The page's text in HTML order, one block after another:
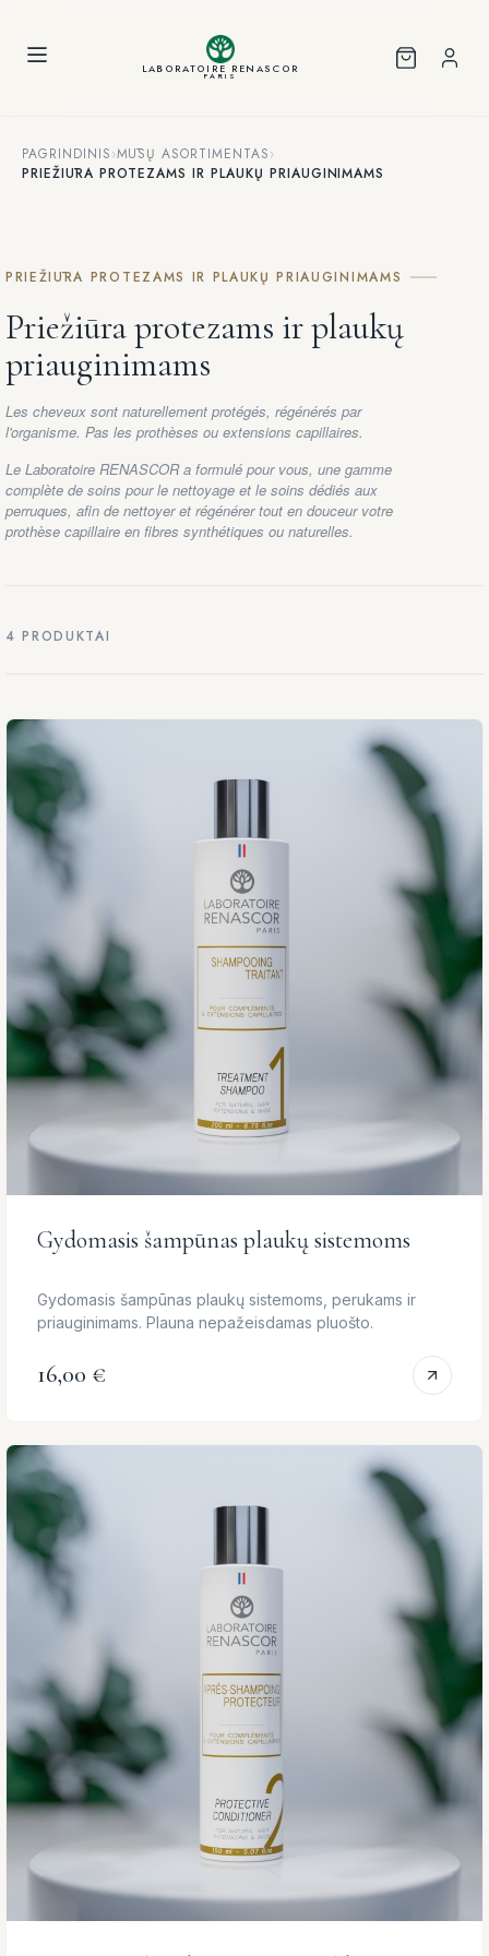
LABORATOIRE RENASCOR
PARIS
PAGRINDINIS›MŪSŲ ASORTIMENTAS›
PRIEŽIŪRA PROTEZAMS IR PLAUKŲ PRIAUGINIMAMS
PRIEŽIŪRA PROTEZAMS IR PLAUKŲ PRIAUGINIMAMS
Priežiūra protezams ir plaukų
priauginimams
Les cheveux sont naturellement protégés, régénérés par
l'organisme. Pas les prothèses ou extensions capillaires.
Le Laboratoire RENASCOR a formulé pour vous, une gamme
complète de soins pour le nettoyage et le soins dédiés aux
perruques, afin de nettoyer et régénérer tout en douceur votre
prothèse capillaire en fibres synthétiques ou naturelles.
4 PRODUKTAI
Gydomasis šampūnas plaukų sistemoms
Gydomasis šampūnas plaukų sistemoms, perukams ir
priauginimams. Plauna nepažeisdamas pluošto.
16,00 €